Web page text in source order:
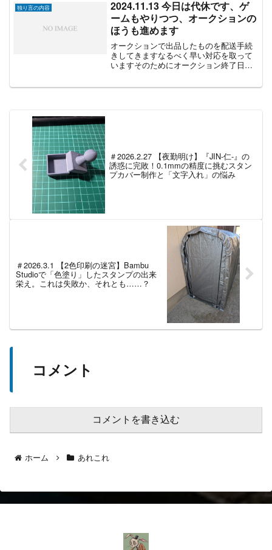
もプラスにはなると考えています朝ご飯
は早めに頂きましたが、昼...
独り言の内容
2024.11.13 今日は代休です、ゲ
ームもやりつつ、オークションの
ほうも進めます
オークションで出品したものを配送手続
きしてきますなるべく早い対応を取って
いますそのためにオークション終了日も
＃2026.2.27 【夜勤明け】『JIN-仁-』の
誘惑に完敗！0.1mmの精度に挑むスタン
プカバー制作と「文字入れ」の悩み
＃2026.3.1 【2色印刷の迷宮】Bambu
Studioで「色塗り」したスタンプの出来
栄え。これは失敗か、それとも……？
コメント
コメントを書き込む
ホーム あれこれ